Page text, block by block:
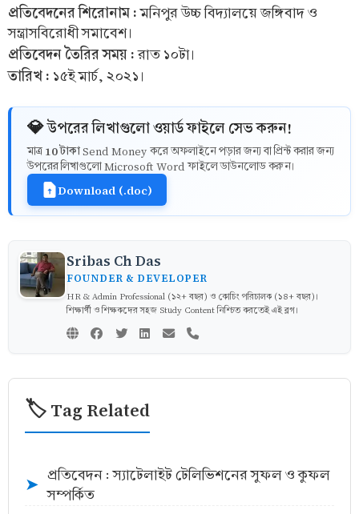
প্রতিবেদনের শিরোনাম :মনিপুর উচ্চ বিদ্যালয়ে জঙ্গিবাদ ও
সন্ত্রাসবিরোধী সমাবেশ।
প্রতিবেদন তৈরির সময় :রাত ১০টা।
তারিখ : ১৫ই মার্চ, ২০২১।
💎 উপরের লিখাগুলো ওয়ার্ড ফাইলে সেভ করুন!
মাত্র 10 টাকাSend Money করে অফলাইনে পড়ার জন্য বা প্রিন্ট করার জন্য
উপরের লিখাগুলো Microsoft Word ফাইলে ডাউনলোড করুন।
Download (.doc)
Sribas Ch Das
FOUNDER & DEVELOPER
HR & Admin Professional (১২+ বছর) ও কোচিং পরিচালক (১৪+ বছর)।
শিক্ষার্থী ও শিক্ষকদের সহজ Study Content নিশ্চিত করতেই এই ব্লগ।
🏷️ Tag Related
➤
প্রতিবেদন : স্যাটেলাইট টেলিভিশনের সুফল ও কুফল
সম্পর্কিত